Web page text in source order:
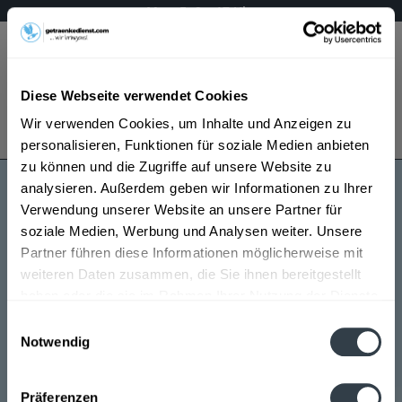
Diese Webseite verwendet Cookies
Wir verwenden Cookies, um Inhalte und Anzeigen zu
personalisieren, Funktionen für soziale Medien anbieten
zu können und die Zugriffe auf unsere Website zu
analysieren. Außerdem geben wir Informationen zu Ihrer
Verwendung unserer Website an unsere Partner für
soziale Medien, Werbung und Analysen weiter. Unsere
Partner führen diese Informationen möglicherweise mit
weiteren Daten zusammen, die Sie ihnen bereitgestellt
Notwendig
Präferenzen
Mo – Fr 9 – 17 Uhr
Menü
Bestellung widerrufen
Es gilt unsere Datenschutzerklärung
Humbser
Humbser wird in den folgenden Regionen, Städten,